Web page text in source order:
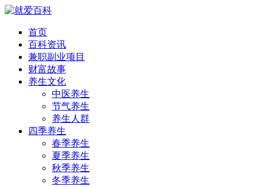
首页
百科资讯
兼职副业项目
财富故事
养生文化
中医养生
节气养生
养生人群
四季养生
春季养生
夏季养生
秋季养生
冬季养生